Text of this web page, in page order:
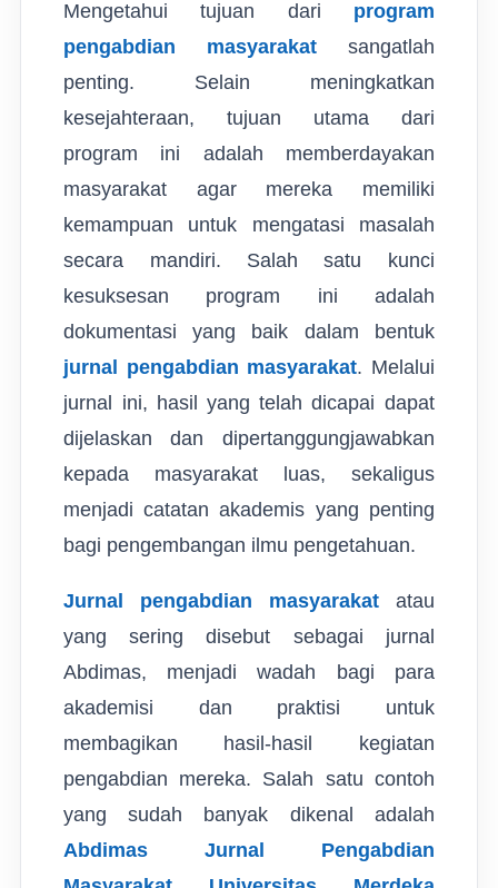
Mengetahui tujuan dari program
pengabdian masyarakat sangatlah
penting. Selain meningkatkan
kesejahteraan, tujuan utama dari
program ini adalah memberdayakan
masyarakat agar mereka memiliki
kemampuan untuk mengatasi masalah
secara mandiri. Salah satu kunci
kesuksesan program ini adalah
dokumentasi yang baik dalam bentuk
jurnal pengabdian masyarakat. Melalui
jurnal ini, hasil yang telah dicapai dapat
dijelaskan dan dipertanggungjawabkan
kepada masyarakat luas, sekaligus
menjadi catatan akademis yang penting
bagi pengembangan ilmu pengetahuan.
Jurnal pengabdian masyarakatatau
yang sering disebut sebagai jurnal
Abdimas, menjadi wadah bagi para
akademisi dan praktisi untuk
membagikan hasil-hasil kegiatan
pengabdian mereka. Salah satu contoh
yang sudah banyak dikenal adalah
Abdimas Jurnal Pengabdian